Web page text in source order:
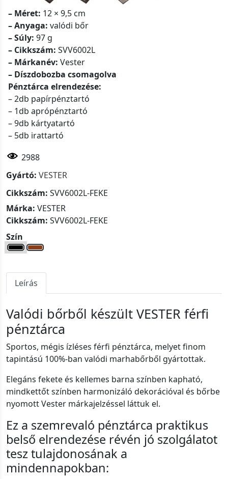
– Méret: 12 × 9,5 cm
– Anyaga: valódi bőr
– Súly: 97 g
– Cikkszám: SVV6002L
– Márkanév: Vester
– Díszdobozba csomagolva
Pénztárca elrendezése:
– 2db papírpénztartó
– 1db aprópénztartó
– 9db kártyatartó
– 5db irattartó
2988
Gyártó: VESTER
Cikkszám: SVV6002L-FEKE
Márka: VESTER
Cikkszám: SVV6002L-FEKE
Szín
Leírás
Valódi bőrből készült VESTER férfi
pénztárca
Sportos, mégis ízléses férfi pénztárca, melyet finom
tapintású 100%-ban valódi marhabőrből gyártottak.
Elegáns fekete és kellemes barna színben kapható,
mindkettőt színben harmonizáló dekorációval és bőrbe
nyomott Vester márkajelzéssel láttuk el.
Ez a szemrevaló pénztárca praktikus
belső elrendezése révén jó szolgálatot
tesz tulajdonosának a
mindennapokban: